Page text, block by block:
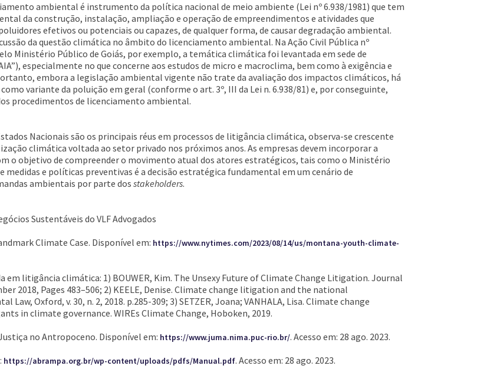
ambiental é instrumento da política nacional de meio ambiente (Lei nº 6.938/1981) que tem
da construção, instalação, ampliação e operação de empreendimentos e atividades que
efetivos ou potenciais ou capazes, de qualquer forma, de causar degradação ambiental.
da questão climática no âmbito do licenciamento ambiental. Na Ação Civil Pública nº
Ministério Público de Goiás, por exemplo, a temática climática foi levantada em sede de
especialmente no que concerne aos estudos de micro e macroclima, bem como à exigência e
embora a legislação ambiental vigente não trate da avaliação dos impactos climáticos, há
variante da poluição em geral (conforme o art. 3º, III da Lei n. 6.938/81) e, por conseguinte,
procedimentos de licenciamento ambiental.
Nacionais são os principais réus em processos de litigância climática, observa-se crescente
climática voltada ao setor privado nos próximos anos. As empresas devem incorporar a
o objetivo de compreender o movimento atual dos atores estratégicos, tais como o Ministério
medidas e políticas preventivas é a decisão estratégica fundamental em um cenário de
ambientais por parte dos stakeholders.
Sustentáveis do VLF Advogados
Climate Case. Disponível em: https://www.nytimes.com/2023/08/14/us/montana-youth-climate-
litigância climática: 1) BOUWER, Kim. The Unsexy Future of Climate Change Litigation. Journal
2018, Pages 483–506; 2) KEELE, Denise. Climate change litigation and the national
Oxford, v. 30, n. 2, 2018. p.285-309; 3) SETZER, Joana; VANHALA, Lisa. Climate change
in climate governance. WIREs Climate Change, Hoboken, 2019.
no Antropoceno. Disponível em: https://www.juma.nima.puc-rio.br/. Acesso em: 28 ago. 2023.
https://abrampa.org.br/wp-content/uploads/pdfs/Manual.pdf. Acesso em: 28 ago. 2023.